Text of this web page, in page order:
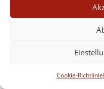
Cookie-Richtlinie
Impressum
Werbe-